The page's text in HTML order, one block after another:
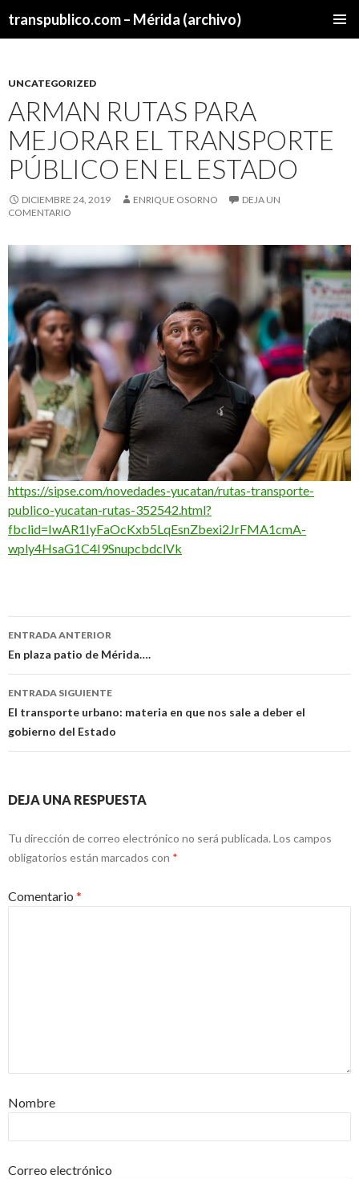
transpublico.com – Mérida (archivo)
UNCATEGORIZED
ARMAN RUTAS PARA
MEJORAR EL TRANSPORTE
PÚBLICO EN EL ESTADO
DICIEMBRE 24, 2019 ENRIQUE OSORNO
DEJA UN
COMENTARIO
https://sipse.com/novedades-yucatan/rutas-transporte-
publico-yucatan-rutas-352542.html?
fbclid=IwAR1IyFaOcKxb5LqEsnZbexi2JrFMA1cmA-
wply4HsaG1C4I9SnupcbdclVk
Navegación
de
entradas
ENTRADA ANTERIOR
En plaza patio de Mérida….
ENTRADA SIGUIENTE
El transporte urbano: materia en que nos sale a deber el
gobierno del Estado
DEJA UNA RESPUESTA
Tu dirección de correo electrónico no será publicada. Los campos
obligatorios están marcados con *
Comentario *
Nombre
Correo electrónico